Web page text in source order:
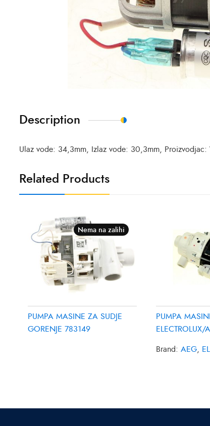
Description
Ulaz vode: 34,3mm, Izlaz vode: 30,3mm,
Related Products
Nema na zalihi
PUMPA MASINE ZA SUDJE
GORENJE 783149
PUMPA
ELECTROLUX/
Brand:AEG